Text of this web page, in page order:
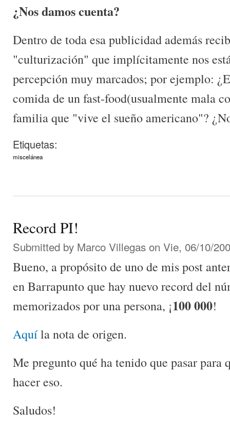
¿Nos damos cuenta?
Dentro de toda esa publicidad además
"culturización" que implícitamente nos
percepción muy marcados; por ejemplo:
comida de un fast-food(usualmente mala
familia que "vive el sueño americano"?
Etiquetas:
miscelánea
Record PI!
Submitted by Marco Villegas on Vie, 06/10/
Bueno, a propósito de uno de mis post
en Barrapunto que hay nuevo record del
memorizados por una persona, ¡100 000!
Aquíla nota de origen.
Me pregunto qué ha tenido que pasar para
hacer eso.
Saludos!